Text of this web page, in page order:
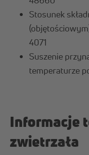
Stosunek
4071
Suszenie
temperaturze
Informacje
zwietrzała